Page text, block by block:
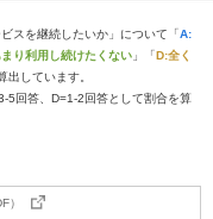
スを継続したいか」について「A:
り利用し続けたくない 」「D:全く
出しています。
回答、D=1-2回答として割合を算
）